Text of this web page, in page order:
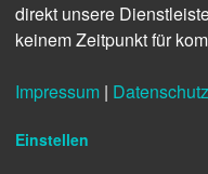
Ihr Weg:
Sie
NORD
Finden Sie freie
direkt unsere
keinem Zeitpunkt für
Impressum |
Einstellen